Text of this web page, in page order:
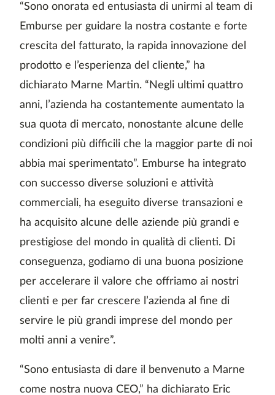
“Sono onorata ed entusiasta di unirmi al team di
Emburse per guidare la nostra costante e forte
crescita del fatturato, la rapida innovazione del
prodotto e l’esperienza del cliente,” ha
dichiarato Marne Martin. “Negli ultimi quattro
anni, l’azienda ha costantemente aumentato la
sua quota di mercato, nonostante alcune delle
condizioni più difficili che la maggior parte di noi
abbia mai sperimentato”. Emburse ha integrato
con successo diverse soluzioni e attività
commerciali, ha eseguito diverse transazioni e
ha acquisito alcune delle aziende più grandi e
prestigiose del mondo in qualità di clienti. Di
conseguenza, godiamo di una buona posizione
per accelerare il valore che offriamo ai nostri
clienti e per far crescere l’azienda al fine di
servire le più grandi imprese del mondo per
molti anni a venire”.
“Sono entusiasta di dare il benvenuto a Marne
come nostra nuova CEO,” ha dichiarato Eric